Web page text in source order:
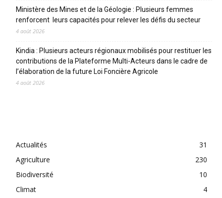
Ministère des Mines et de la Géologie : Plusieurs femmes
renforcent leurs capacités pour relever les défis du secteur
4 août 2026
Kindia : Plusieurs acteurs régionaux mobilisés pour restituer les
contributions de la Plateforme Multi-Acteurs dans le cadre de
l’élaboration de la future Loi Foncière Agricole
4 août 2026
Actualités
31
Agriculture
230
Biodiversité
10
Climat
4